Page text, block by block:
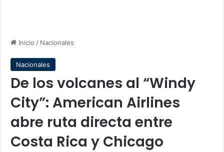
Inicio / Nacionales
Nacionales
De los volcanes al “Windy
City”: American Airlines
abre ruta directa entre
Costa Rica y Chicago